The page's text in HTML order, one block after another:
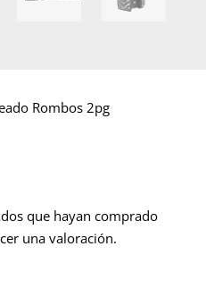
Rombos 2pg
que hayan comprado
una valoración.